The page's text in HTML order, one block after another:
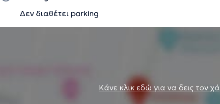
Δεν διαθέτει parking
Κάνε κλικ εδώ για να δεις τον